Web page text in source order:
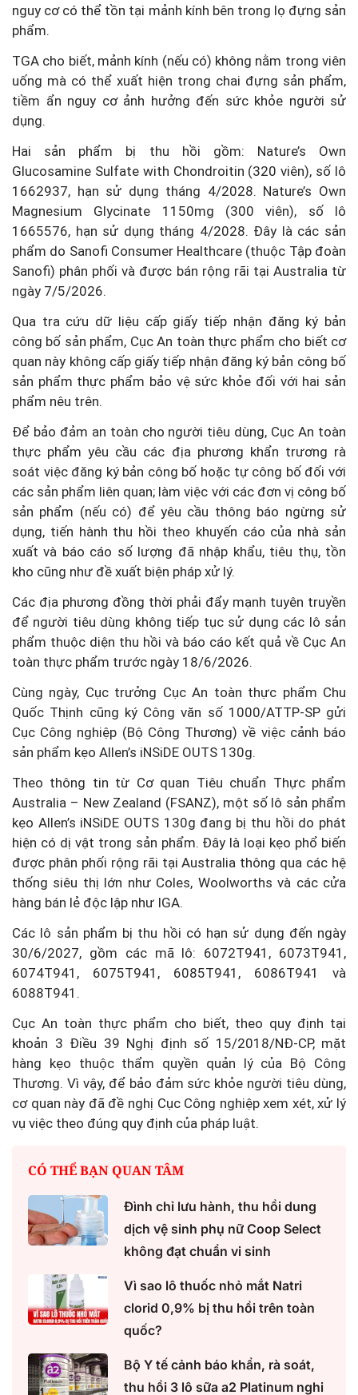
nguy cơ có thể tồn tại mảnh kính bên trong lọ đựng sản
phẩm.
TGA cho biết, mảnh kính (nếu có) không nằm trong viên
uống mà có thể xuất hiện trong chai đựng sản phẩm,
tiềm ẩn nguy cơ ảnh hưởng đến sức khỏe người sử
dụng.
Hai sản phẩm bị thu hồi gồm: Nature’s Own
Glucosamine Sulfate with Chondroitin (320 viên), số lô
1662937, hạn sử dụng tháng 4/2028. Nature’s Own
Magnesium Glycinate 1150mg (300 viên), số lô
1665576, hạn sử dụng tháng 4/2028. Đây là các sản
phẩm do Sanofi Consumer Healthcare (thuộc Tập đoàn
Sanofi) phân phối và được bán rộng rãi tại Australia từ
ngày 7/5/2026.
Qua tra cứu dữ liệu cấp giấy tiếp nhận đăng ký bản
công bố sản phẩm, Cục An toàn thực phẩm cho biết cơ
quan này không cấp giấy tiếp nhận đăng ký bản công bố
sản phẩm thực phẩm bảo vệ sức khỏe đối với hai sản
phẩm nêu trên.
Để bảo đảm an toàn cho người tiêu dùng, Cục An toàn
thực phẩm yêu cầu các địa phương khẩn trương rà
soát việc đăng ký bản công bố hoặc tự công bố đối với
các sản phẩm liên quan; làm việc với các đơn vị công bố
sản phẩm (nếu có) để yêu cầu thông báo ngừng sử
dụng, tiến hành thu hồi theo khuyến cáo của nhà sản
xuất và báo cáo số lượng đã nhập khẩu, tiêu thụ, tồn
kho cũng như đề xuất biện pháp xử lý.
Các địa phương đồng thời phải đẩy mạnh tuyên truyền
để người tiêu dùng không tiếp tục sử dụng các lô sản
phẩm thuộc diện thu hồi và báo cáo kết quả về Cục An
toàn thực phẩm trước ngày 18/6/2026.
Cùng ngày, Cục trưởng Cục An toàn thực phẩm Chu
Quốc Thịnh cũng ký Công văn số 1000/ATTP-SP gửi
Cục Công nghiệp (Bộ Công Thương) về việc cảnh báo
sản phẩm kẹo Allen’s iNSiDE OUTS 130g.
Theo thông tin từ Cơ quan Tiêu chuẩn Thực phẩm
Australia – New Zealand (FSANZ), một số lô sản phẩm
kẹo Allen’s iNSiDE OUTS 130g đang bị thu hồi do phát
hiện có dị vật trong sản phẩm. Đây là loại kẹo phổ biến
được phân phối rộng rãi tại Australia thông qua các hệ
thống siêu thị lớn như Coles, Woolworths và các cửa
hàng bán lẻ độc lập như IGA.
Các lô sản phẩm bị thu hồi có hạn sử dụng đến ngày
30/6/2027, gồm các mã lô: 6072T941, 6073T941,
6074T941, 6075T941, 6085T941, 6086T941 và
6088T941.
Cục An toàn thực phẩm cho biết, theo quy định tại
khoản 3 Điều 39 Nghị định số 15/2018/NĐ-CP, mặt
hàng kẹo thuộc thẩm quyền quản lý của Bộ Công
Thương. Vì vậy, để bảo đảm sức khỏe người tiêu dùng,
cơ quan này đã đề nghị Cục Công nghiệp xem xét, xử lý
vụ việc theo đúng quy định của pháp luật.
CÓ THỂ BẠN QUAN TÂM
Đình chỉ lưu hành, thu hồi dung
dịch vệ sinh phụ nữ Coop Select
không đạt chuẩn vi sinh
Vì sao lô thuốc nhỏ mắt Natri
clorid 0,9% bị thu hồi trên toàn
quốc?
Bộ Y tế cảnh báo khẩn, rà soát,
thu hồi 3 lô sữa a2 Platinum nghi